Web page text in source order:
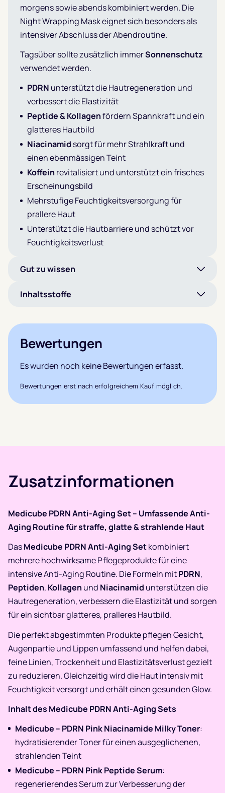
morgens sowie abends kombiniert werden. Die
Night Wrapping Mask eignet sich besonders als
intensiver Abschluss der Abendroutine.
Tagsüber sollte zusätzlich immerSonnenschutz
verwendet werden.
PDRN unterstützt die Hautregeneration und
verbessert die Elastizität
Peptide & Kollagenfördern Spannkraft und ein
glatteres Hautbild
Niacinamid sorgt für mehr Strahlkraft und
einen ebenmässigen Teint
Koffein revitalisiert und unterstützt ein frisches
Erscheinungsbild
Mehrstufige Feuchtigkeitsversorgung für
prallere Haut
Unterstützt die Hautbarriere und schützt vor
Feuchtigkeitsverlust
Gut zu wissen
Inhaltsstoffe
Bewertungen
Es wurden noch keine Bewertungen erfasst.
Bewertungen erst nach erfolgreichem Kauf möglich.
Zusatzinformationen
Medicube PDRN Anti-Aging Set – Umfassende Anti-
Aging Routine für straffe, glatte & strahlende Haut
DasMedicube PDRN Anti-Aging Setkombiniert
mehrere hochwirksame Pflegeprodukte für eine
intensive Anti-Aging Routine. Die Formeln mitPDRN,
Peptiden, Kollagen und Niacinamid unterstützen die
Hautregeneration, verbessern die Elastizität und sorgen
für ein sichtbar glatteres, pralleres Hautbild.
Die perfekt abgestimmten Produkte pflegen Gesicht,
Augenpartie und Lippen umfassend und helfen dabei,
feine Linien, Trockenheit und Elastizitätsverlust gezielt
zu reduzieren. Gleichzeitig wird die Haut intensiv mit
Feuchtigkeit versorgt und erhält einen gesunden Glow.
Inhalt des Medicube PDRN Anti-Aging Sets
Medicube – PDRN Pink Niacinamide Milky Toner:
hydratisierender Toner für einen ausgeglichenen,
strahlenden Teint
Medicube – PDRN Pink Peptide Serum:
regenerierendes Serum zur Verbesserung der